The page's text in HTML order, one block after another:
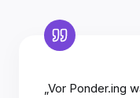
„Vor Ponder.ing